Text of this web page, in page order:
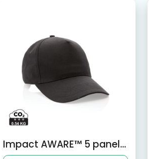
Impact AWARE™ 5 panel 190gr gerecycled katoenen cap